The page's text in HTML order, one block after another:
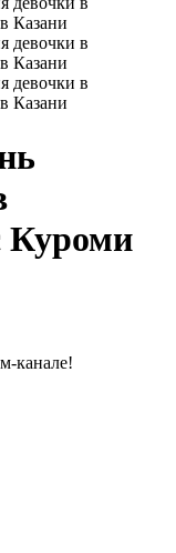
Куроми
канале!